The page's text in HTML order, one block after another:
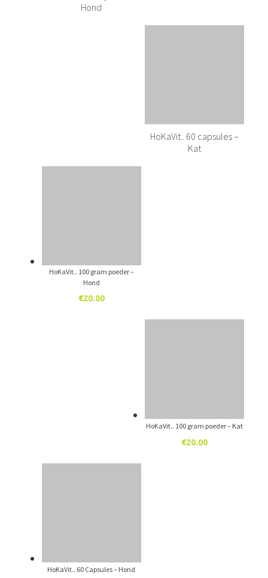
Hond
HoKaVit.. 60 capsules –
Kat
HoKaVit.. 100 gram poeder –
Hond
€20.00
HoKaVit.. 100 gram poeder – Kat
€20.00
HoKaVit.. 60 Capsules – Hond